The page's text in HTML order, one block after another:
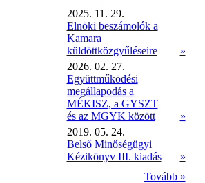
2025. 11. 29.
Elnöki beszámolók a
Kamara
küldöttközgyűléseire
»
2026. 02. 27.
Együttműködési
megállapodás a
MÉKISZ, a GYSZT
és az MGYK között
»
2019. 05. 24.
Belső Minőségügyi
Kézikönyv III. kiadás
»
Tovább »